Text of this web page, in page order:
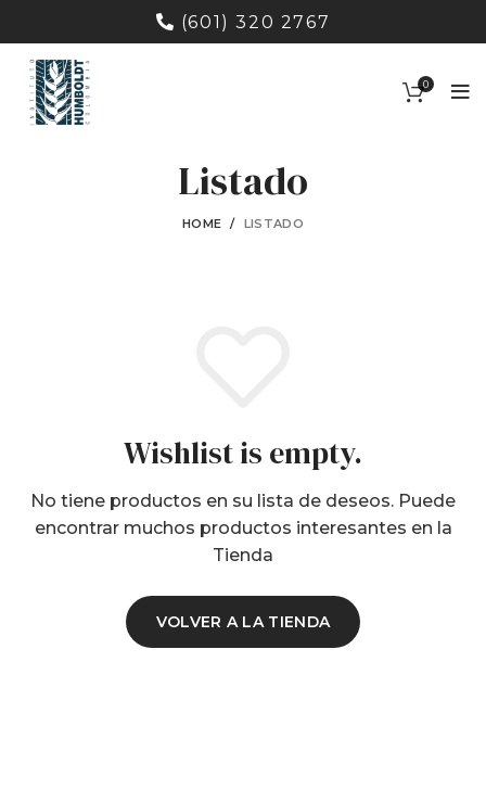
(601) 320 2767
0
Listado
HOME LISTADO
Wishlist is empty.
No tiene productos en su lista de deseos. Puede
encontrar muchos productos interesantes en la
Tienda
VOLVER A LA TIENDA